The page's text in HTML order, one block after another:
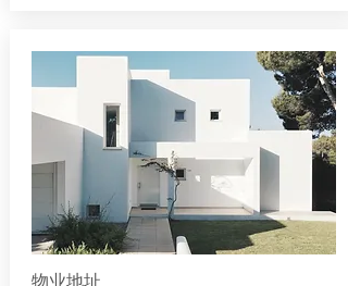
物业地址